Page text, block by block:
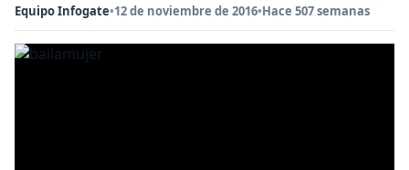
Equipo Infogate•12 de noviembre de 2016•Hace 507 semanas